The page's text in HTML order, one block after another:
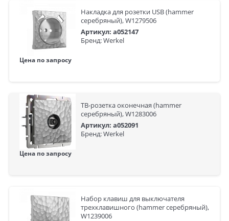
Накладка для розетки USB (hammer
серебряный), W1279506
Артикул: a052147
Бренд: Werkel
Цена по запросу
ТВ-розетка оконечная (hammer
серебряный), W1283006
Артикул: a052091
Бренд: Werkel
Цена по запросу
Набор клавиш для выключателя
трехклавишного (hammer серебряный),
W1239006